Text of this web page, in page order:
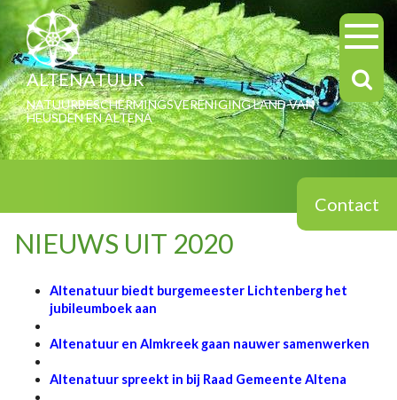
ALTENATUUR
NATUURBESCHERMINGSVERENIGING LAND VAN
HEUSDEN EN ALTENA
Contact
NIEUWS UIT 2020
Altenatuur biedt burgemeester Lichtenberg het
jubileumboek aan
Altenatuur en Almkreek gaan nauwer samenwerken
Altenatuur spreekt in bij Raad Gemeente Altena